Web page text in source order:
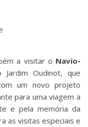
a visitar o Navio-
Jardim Oudinot, que
um novo projeto
para uma viagem a
e pela memória da
as visitas especiais e